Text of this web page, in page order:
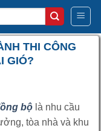
THI CÔNG
GIÓ?
bộ là nhu cầu
tòa nhà và khu